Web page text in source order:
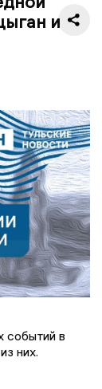
и
событий в
них.